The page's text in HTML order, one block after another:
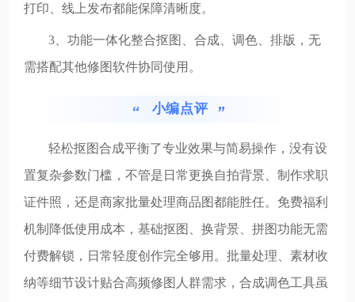
打印、线上发布都能保障清晰度。
3、功能一体化整合抠图、合成、调色、排版，无
需搭配其他修图软件协同使用。
小编点评
轻松抠图合成平衡了专业效果与简易操作，没有设
置复杂参数门槛，不管是日常更换自拍背景、制作求职
证件照，还是商家批量处理商品图都能胜任。免费福利
机制降低使用成本，基础抠图、换背景、拼图功能无需
付费解锁，日常轻度创作完全够用。批量处理、素材收
纳等细节设计贴合高频修图人群需求，合成调色工具虽